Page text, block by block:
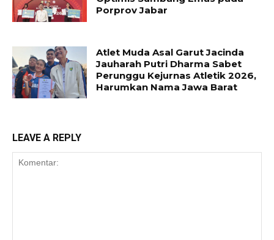
Porprov Jabar
Atlet Muda Asal Garut Jacinda
Jauharah Putri Dharma Sabet
Perunggu Kejurnas Atletik 2026,
Harumkan Nama Jawa Barat
LEAVE A REPLY